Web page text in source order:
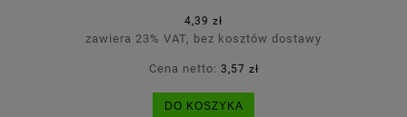
4,39 zł
zawiera 23% VAT, bez kosztów dostawy
Cena netto: 3,57 zł
DO KOSZYKA